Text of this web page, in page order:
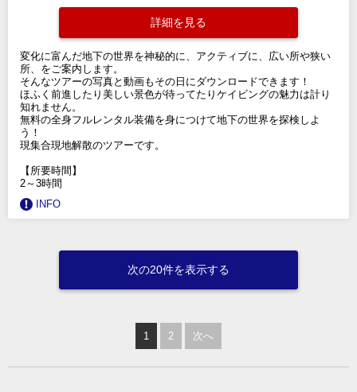
詳細を見る
変化に富んだ地下の世界を神秘的に、アクティブに、広い所や狭い
所、をご案内します。
そんなツアーの写真と動画もその日にダウンロードできます！
ほふく前進したり美しい景色が待ってたりケイビングの魅力は計り
知れません。
無料の全身フルレンタル装備を身につけて地下の世界を探検しよ
う！
現集合現地解散のツアーです。
【所要時間】
2～3時間
INFO
次の20件を表示する
1 2 次へ